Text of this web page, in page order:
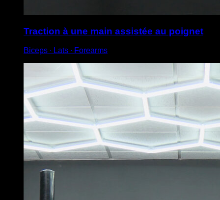
Traction à une main assistée au poignet
Biceps ∙ Lats ∙ Forearms